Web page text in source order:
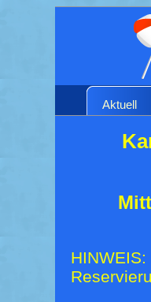
Aktuell